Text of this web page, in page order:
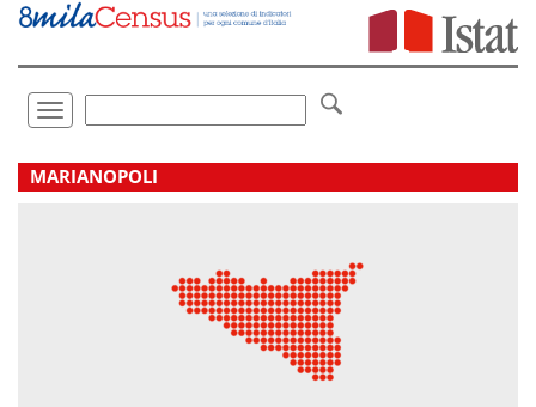
Vai
direttamente
Toggle
navigation
.
MARIANOPOLI